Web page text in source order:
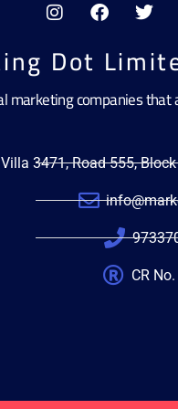
Dot
marketing companies
Villa 3471, Road 555,
CR